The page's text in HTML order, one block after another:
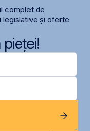
complet de
legislative și oferte